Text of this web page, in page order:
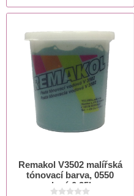
Remakol V3502 malířská
tónovací barva, 0550
zelená 0.25kg